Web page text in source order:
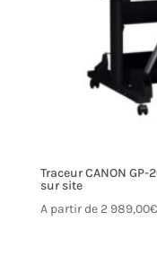
Traceur CANON
sur site
A partir de 2 989,00€